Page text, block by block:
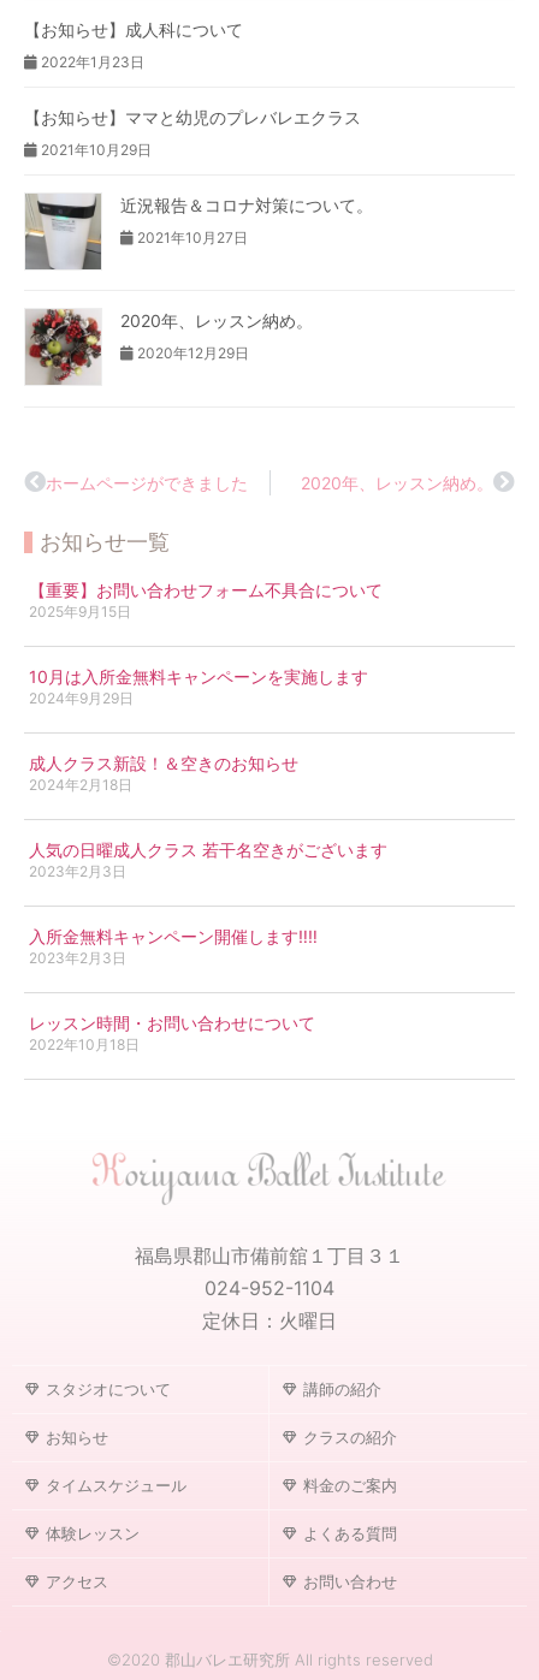
【お知らせ】成人科について
2022年1月23日
【お知らせ】ママと幼児のプレバレエクラス
2021年10月29日
近況報告＆コロナ対策について。
2021年10月27日
2020年、レッスン納め。
2020年12月29日
ホームページができました 2020年、レッスン納め。
お知らせ一覧
【重要】お問い合わせフォーム不具合について
2025年9月15日
10月は入所金無料キャンペーンを実施します
2024年9月29日
成人クラス新設！＆空きのお知らせ
2024年2月18日
人気の日曜成人クラス 若干名空きがございます
2023年2月3日
入所金無料キャンペーン開催します‼︎‼︎
2023年2月3日
レッスン時間・お問い合わせについて
2022年10月18日
福島県郡山市備前舘１丁目３１
024-952-1104
定休日：火曜日
スタジオについて 講師の紹介
お知らせ クラスの紹介
タイムスケジュール 料金のご案内
体験レッスン よくある質問
アクセス お問い合わせ
©2020 郡山バレエ研究所 All rights reserved